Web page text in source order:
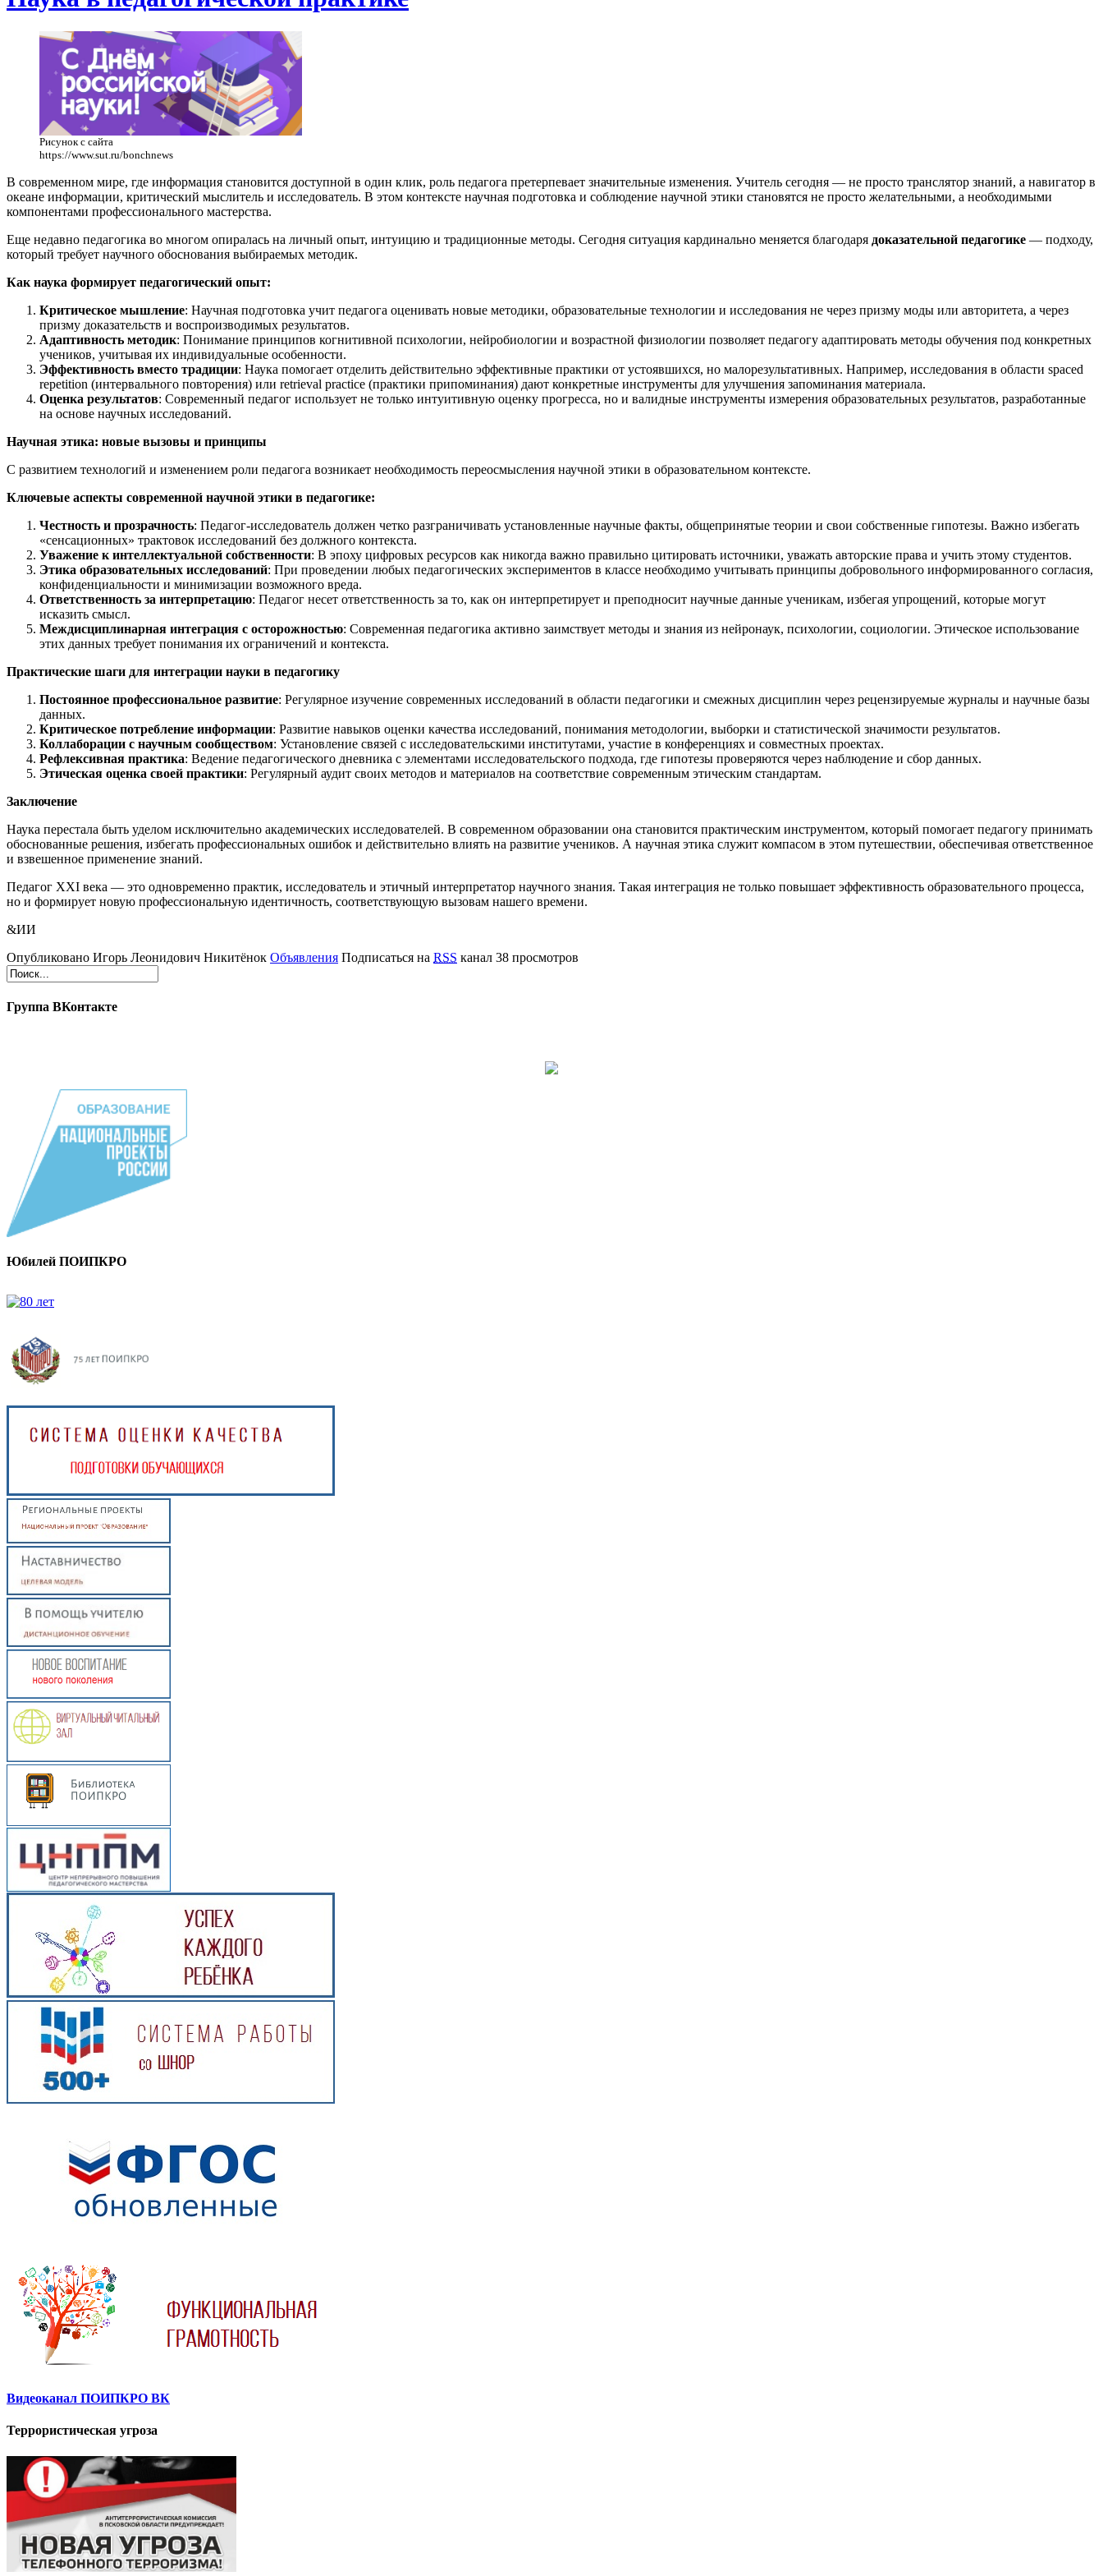
Рисунок с сайта
https://www.sut.ru/bonchnews
В современном мире, где информация становится доступной в один клик, роль педагога претерпевает значительные изменения. Учитель сегодня — не просто транслятор знаний, а навигатор в
океане информации, критический мыслитель и исследователь. В этом контексте научная подготовка и соблюдение научной этики становятся не просто желательными, а необходимыми
компонентами профессионального мастерства.
Еще недавно педагогика во многом опиралась на личный опыт, интуицию и традиционные методы. Сегодня ситуация кардинально меняется благодаря доказательной педагогике — подходу,
который требует научного обоснования выбираемых методик.
Как наука формирует педагогический опыт:
Критическое мышление: Научная подготовка учит педагога оценивать новые методики, образовательные технологии и исследования не через призму моды или авторитета, а через
призму доказательств и воспроизводимых результатов.
Адаптивность методик: Понимание принципов когнитивной психологии, нейробиологии и возрастной физиологии позволяет педагогу адаптировать методы обучения под конкретных
учеников, учитывая их индивидуальные особенности.
Эффективность вместо традиции: Наука помогает отделить действительно эффективные практики от устоявшихся, но малорезультативных. Например, исследования в области spaced
repetition (интервального повторения) или retrieval practice (практики припоминания) дают конкретные инструменты для улучшения запоминания материала.
Оценка результатов: Современный педагог использует не только интуитивную оценку прогресса, но и валидные инструменты измерения образовательных результатов, разработанные
на основе научных исследований.
Научная этика: новые вызовы и принципы
С развитием технологий и изменением роли педагога возникает необходимость переосмысления научной этики в образовательном контексте.
Ключевые аспекты современной научной этики в педагогике:
Честность и прозрачность: Педагог-исследователь должен четко разграничивать установленные научные факты, общепринятые теории и свои собственные гипотезы. Важно избегать
«сенсационных» трактовок исследований без должного контекста.
Уважение к интеллектуальной собственности: В эпоху цифровых ресурсов как никогда важно правильно цитировать источники, уважать авторские права и учить этому студентов.
Этика образовательных исследований: При проведении любых педагогических экспериментов в классе необходимо учитывать принципы добровольного информированного согласия,
конфиденциальности и минимизации возможного вреда.
Ответственность за интерпретацию: Педагог несет ответственность за то, как он интерпретирует и преподносит научные данные ученикам, избегая упрощений, которые могут
исказить смысл.
Междисциплинарная интеграция с осторожностью: Современная педагогика активно заимствует методы и знания из нейронаук, психологии, социологии. Этическое использование
этих данных требует понимания их ограничений и контекста.
Практические шаги для интеграции науки в педагогику
Постоянное профессиональное развитие: Регулярное изучение современных исследований в области педагогики и смежных дисциплин через рецензируемые журналы и научные базы
данных.
Критическое потребление информации: Развитие навыков оценки качества исследований, понимания методологии, выборки и статистической значимости результатов.
Коллаборации с научным сообществом: Установление связей с исследовательскими институтами, участие в конференциях и совместных проектах.
Рефлексивная практика: Ведение педагогического дневника с элементами исследовательского подхода, где гипотезы проверяются через наблюдение и сбор данных.
Этическая оценка своей практики: Регулярный аудит своих методов и материалов на соответствие современным этическим стандартам.
Заключение
Наука перестала быть уделом исключительно академических исследователей. В современном образовании она становится практическим инструментом, который помогает педагогу принимать
обоснованные решения, избегать профессиональных ошибок и действительно влиять на развитие учеников. А научная этика служит компасом в этом путешествии, обеспечивая ответственное
и взвешенное применение знаний.
Педагог XXI века — это одновременно практик, исследователь и этичный интерпретатор научного знания. Такая интеграция не только повышает эффективность образовательного процесса,
но и формирует новую профессиональную идентичность, соответствующую вызовам нашего времени.
&ИИ
Опубликовано Игорь Леонидович Никитёнок Объявления Подписаться на RSS канал 38 просмотров
Группа ВКонтакте
Юбилей ПОИПКРО
Видеоканал ПОИПКРО ВК
Террористическая угроза